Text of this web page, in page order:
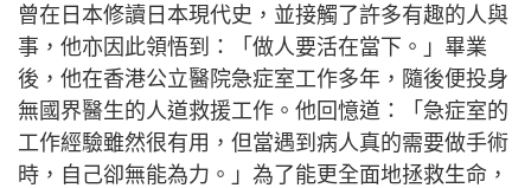
曾在日本修讀日本現代史，並接觸了許多有趣的人與
事，他亦因此領悟到：「做人要活在當下。」畢業
後，他在香港公立醫院急症室工作多年，隨後便投身
無國界醫生的人道救援工作。他回憶道：「急症室的
工作經驗雖然很有用，但當遇到病人真的需要做手術
時，自己卻無能為力。」為了能更全面地拯救生命，